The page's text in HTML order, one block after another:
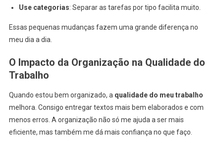
Use categorias: Separar as tarefas por tipo facilita muito.
Essas pequenas mudanças fazem uma grande diferença no
meu dia a dia.
O Impacto da Organização na Qualidade do
Trabalho
Quando estou bem organizado, a qualidade do meu trabalho
melhora. Consigo entregar textos mais bem elaborados e com
menos erros. A organização não só me ajuda a ser mais
eficiente, mas também me dá mais confiança no que faço.